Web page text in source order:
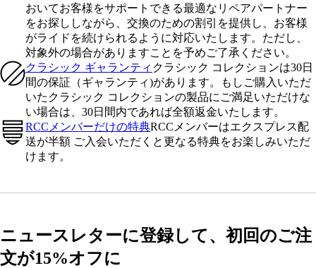
おいてお客様をサポートできる最適なリペアパートナー
をお探ししながら、交換のための割引を提供し、お客様
がライドを続けられるように対応いたします。ただし、
対象外の場合がありますことを予めご了承ください。
クラシック ギャランティ クラシック コレクションは30日
間の保証（ギャランティ)があります。もしご購入いただ
いたクラシック コレクションの製品にご満足いただけな
い場合は、30日間内であれば全額返金いたします。
RCCメンバーだけの特典RCCメンバーはエクスプレス配
送が半額 ご入会いただくと更なる特典をお楽しみいただ
けます。
ニュースレターに登録して、初回のご注
文が15%オフに